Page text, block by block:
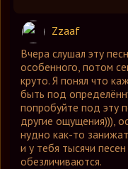
Zzaaf
Вчера слушал эту
особенного, потом
круто. Я понял что
быть под
попробуйте под эту
другие ощущения))),
нудно как-то
и у тебя тысячи
обезличиваются.